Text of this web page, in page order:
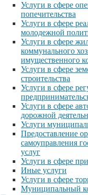
Услуги в сфере
попечительства
Услуги в сфере
молодежной
Услуги в сфере
коммунального
имущественного
Услуги в сфере
строительства
Услуги в сфере
Услуги в сфере
дорожной
Услуги
Предоставление
самоуправления
услуг
Услуги в сфере
Иные услуги
Услуги в сфере
Муниципальный